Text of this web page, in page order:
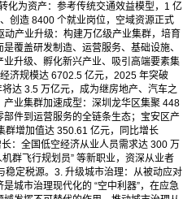
化为资产：参考传统交通效益模型，1 亿
创造 8400 个就业岗位，空域资源正式
产业升级：构建万亿级产业集群，培育
覆盖研发制造、运营服务、基础设施、
升级、孵化新兴产业、吸引高端要素集
济规模达 6702.5 亿元，2025 年突破
达 3.5 万亿元，成为继房地产、汽车之
业集群加速成型：深圳龙华区集聚 448
件到运营服务的全链条生态；宝安区产
群增加值达 350.61 亿元，同比增长
：全国低空经济从业人员需求达 300 万
群飞行规划员” 等新职业，资深从业者
定税源。3. 升级城市治理：从被动应对
城市治理现代化的 “空中利器”，在应急